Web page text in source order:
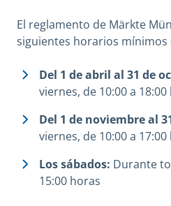
El reglamento de Märkte
siguientes horarios mínimos
Del 1 de abril al 31 de
viernes, de 10:00 a
Del 1 de noviembre al
viernes, de 10:00 a
Los sábados: Durante
15:00 horas